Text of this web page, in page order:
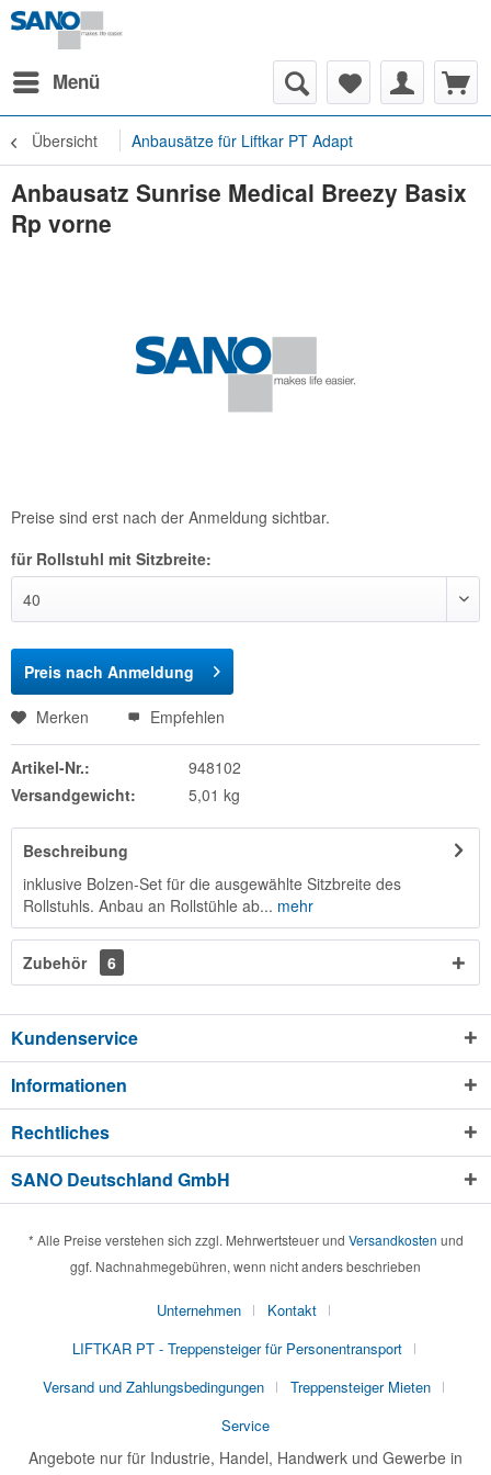
Menü
Übersicht Anbausätze für Liftkar PT Adapt
Anbausatz Sunrise Medical Breezy Basix
Rp vorne
Preise sind erst nach der Anmeldung sichtbar.
für Rollstuhl mit Sitzbreite:
Preis nach Anmeldung
Merken Empfehlen
Artikel-Nr.:
948102
Versandgewicht:
5,01 kg
Beschreibung
inklusive Bolzen-Set für die ausgewählte Sitzbreite des
Rollstuhls. Anbau an Rollstühle ab... mehr
Zubehör 6
Kundenservice
Informationen
Rechtliches
SANO Deutschland GmbH
* Alle Preise verstehen sich zzgl. Mehrwertsteuer und Versandkosten und
ggf. Nachnahmegebühren, wenn nicht anders beschrieben
Unternehmen
Kontakt
LIFTKAR PT - Treppensteiger für Personentransport
Versand und Zahlungsbedingungen
Treppensteiger Mieten
Service
Angebote nur für Industrie, Handel, Handwerk und Gewerbe in